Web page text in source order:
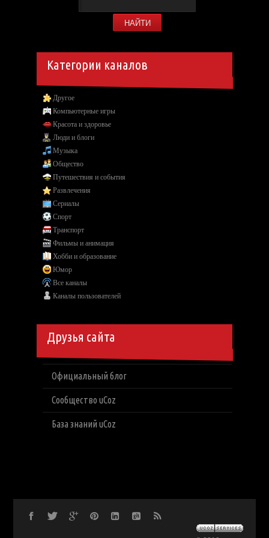
Категории каналов
Другое
Компьютерные игры
Красота и здоровье
Люди и блоги
Музыка
Общество
Путешествия и события
Развлечения
Сериалы
Спорт
Транспорт
Фильмы и анимация
Хобби и образование
Юмор
Все каналы
Каналы пользователей
Друзья сайта
Официальный блог
Сообщество uCoz
База знаний uCoz